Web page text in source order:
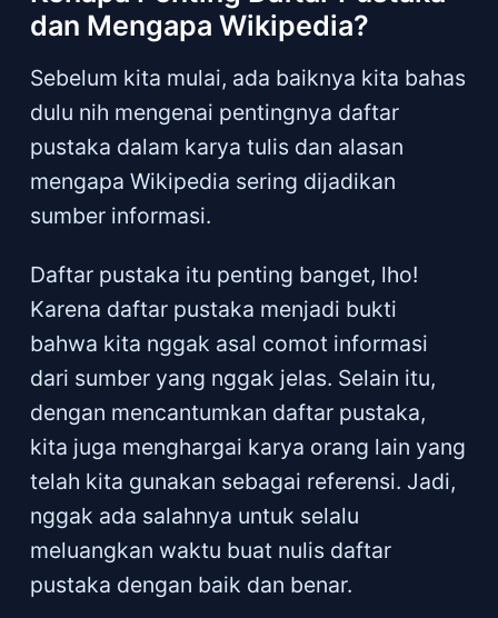
dan Mengapa Wikipedia?
Sebelum kita mulai, ada baiknya kita bahas
dulu nih mengenai pentingnya daftar
pustaka dalam karya tulis dan alasan
mengapa Wikipedia sering dijadikan
sumber informasi.
Daftar pustaka itu penting banget, lho!
Karena daftar pustaka menjadi bukti
bahwa kita nggak asal comot informasi
dari sumber yang nggak jelas. Selain itu,
dengan mencantumkan daftar pustaka,
kita juga menghargai karya orang lain yang
telah kita gunakan sebagai referensi. Jadi,
nggak ada salahnya untuk selalu
meluangkan waktu buat nulis daftar
pustaka dengan baik dan benar.